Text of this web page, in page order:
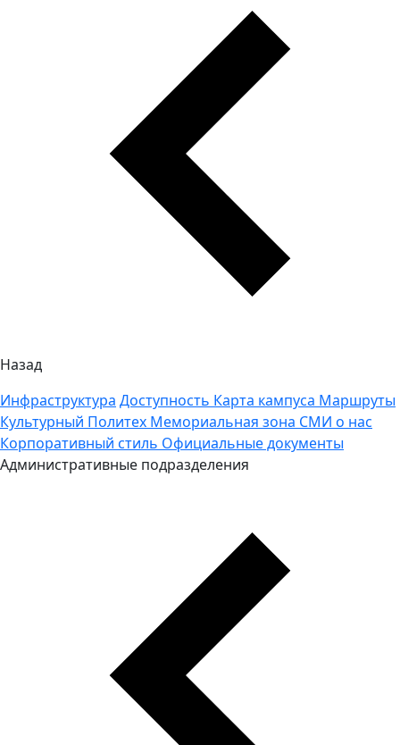
Назад
Инфраструктура Доступность Карта кампуса Маршруты
Культурный Политех Мемориальная зона СМИ о нас
Корпоративный стиль Официальные документы
Административные подразделения